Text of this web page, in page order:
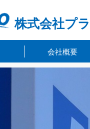
株式会社プ
会社概要